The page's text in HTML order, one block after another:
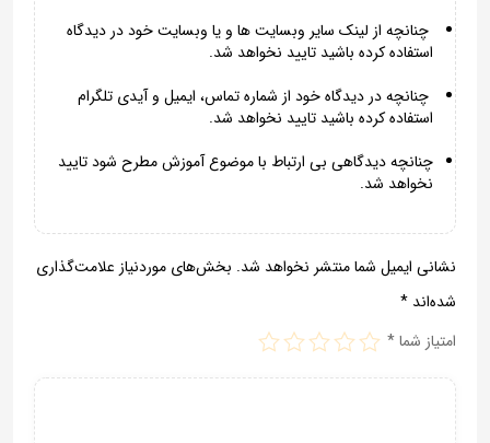
چنانچه از لینک سایر وبسایت ها و یا وبسایت خود در دیدگاه
استفاده کرده باشید تایید نخواهد شد.
چنانچه در دیدگاه خود از شماره تماس، ایمیل و آیدی تلگرام
استفاده کرده باشید تایید نخواهد شد.
چنانچه دیدگاهی بی ارتباط با موضوع آموزش مطرح شود تایید
نخواهد شد.
نشانی ایمیل شما منتشر نخواهد شد. بخش‌های موردنیاز علامت‌گذاری
شده‌اند *
امتیاز شما*